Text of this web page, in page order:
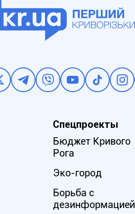
Спецпроекты
Бюджет Кривого
Рога
Эко-город
Борьба с
дезинформацией